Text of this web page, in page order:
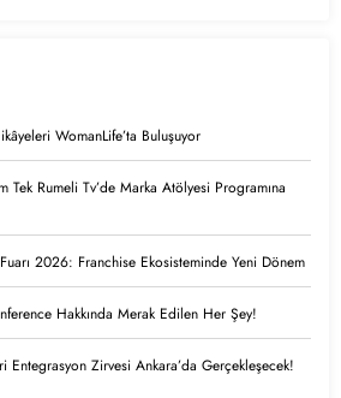
WomanLife’ta Buluşuyor
Tek Rumeli Tv’de Marka Atölyesi Programına
2026: Franchise Ekosisteminde Yeni Dönem
Hakkında Merak Edilen Her Şey!
Entegrasyon Zirvesi Ankara’da Gerçekleşecek!